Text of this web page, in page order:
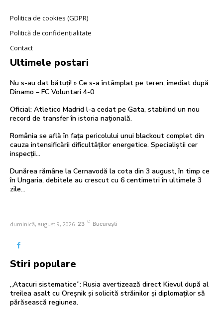
Politica de cookies (GDPR)
Politică de confidențialitate
Contact
Ultimele postari
Nu s-au dat bătuți! » Ce s-a întâmplat pe teren, imediat după
Dinamo – FC Voluntari 4-0
Oficial: Atletico Madrid l-a cedat pe Gata, stabilind un nou
record de transfer în istoria națională.
România se află în fața pericolului unui blackout complet din
cauza intensificării dificultăților energetice. Specialiștii cer
inspecții…
Dunărea rămâne la Cernavodă la cota din 3 august, în timp ce
în Ungaria, debitele au crescut cu 6 centimetri în ultimele 3
zile...
duminică, august 9, 2026 23 C București
Stiri populare
„Atacuri sistematice”: Rusia avertizează direct Kievul după al
treilea asalt cu Oreșnik și solicită străinilor și diplomaților să
părăsească regiunea.